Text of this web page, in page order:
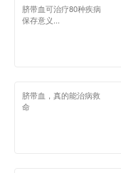
脐带血可治疗80种疾病
保存意义...
脐带血，真的能治病救
命